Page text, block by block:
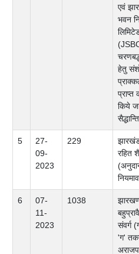
एवं
भवन
हेतु
प्राप्त
किये
5
27-
09-
2023
229
झारखंड
रहित
6
07-
11-
2023
1038
संवर्ग
'ग'